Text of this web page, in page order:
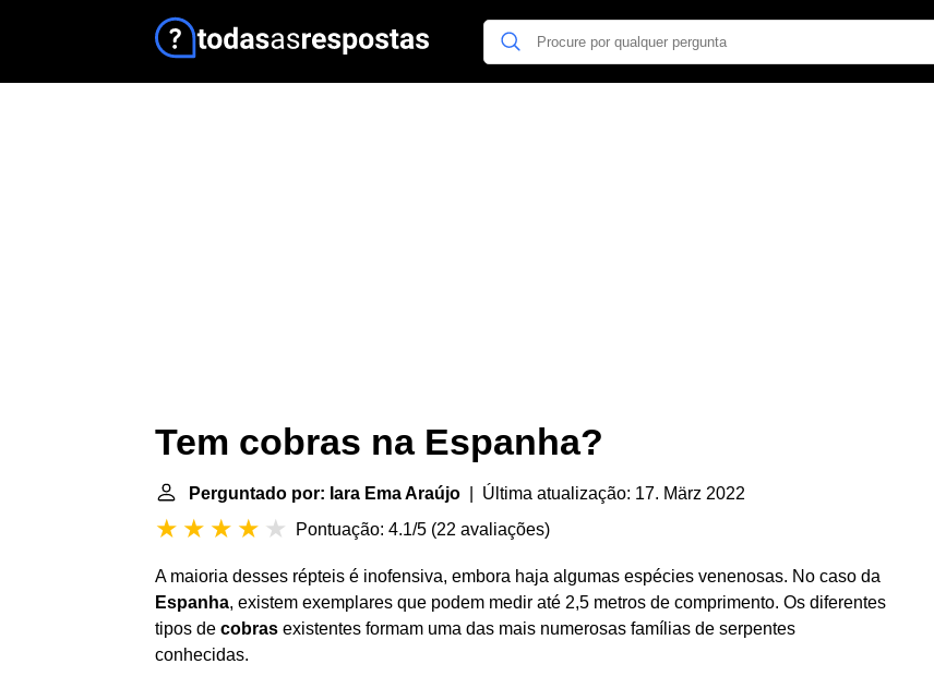
Tem cobras na Espanha?
Perguntado por: Iara Ema Araújo | Última atualização: 17. März 2022
Pontuação: 4.1/5 (22 avaliações)
A maioria desses répteis é inofensiva, embora haja algumas espécies venenosas. No caso da
Espanha, existem exemplares que podem medir até 2,5 metros de comprimento. Os diferentes
tipos de cobras existentes formam uma das mais numerosas famílias de serpentes
conhecidas.